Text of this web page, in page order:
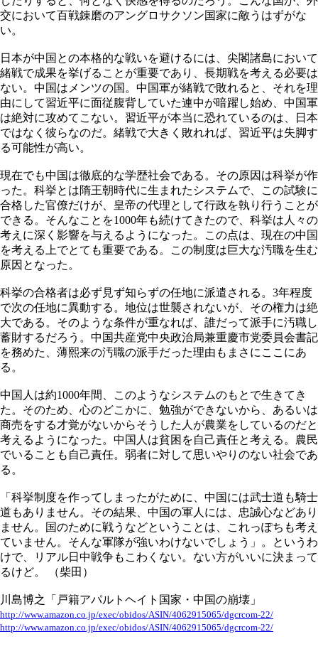
交において百戦錬磨のアングロサクソン国家に敵うはずがな
い。
日本が中国との本格的な戦いを避けるには、尖閣諸島において
緒戦で成果を挙げることが重要であり、長期戦を考える必要は
ない。中国はメンツの国。中国軍が緒戦で敗れると、それを理
由にして習近平に面従腹背していた連中が暗躍し始め、中国軍
は絶対に攻めてこない。習近平が本当に恐れているのは、日本
ではなく彼らなのだ。緒戦で大きく敗れれば、習近平は失脚す
る可能性が高い。
現在でも中国は徹底的な学歴社会である。その原因は科挙が作
った。科挙とは隋王朝時代に生まれたシステムで、この試験に
合格した官僚だけが、皇帝の代理として行政を執り行うことが
できる。そんなことを1000年も続けてきたので、科挙は人々の
考えに深く影響を与えるようになった。この点は、現在の中国
を考える上でとても重要である。この制度は巨大な汚職を生む
原因となった。
科挙の合格者は必ず見ず知らずの任地に派遣される。3年程度
で次の任地に異動する。地位は世襲されないが、その権力は絶
大である。そのような条件が重なれば、誰だって派手に汚職し
蓄財するだろう。中国共産党中央政治局兼重慶市党委員会書記
を務めた、薄熙来の汚職の派手だった理由もまさにここにあ
る。
中国人は約1000年間、このようなシステムのもとで生きてき
た。そのため、心のどこかに、勉強ができないから、あるいは
商売をする才覚がないからそうした人が農業をしているのだと
考えるようになった。中国人は貧困を自己責任と考える。農民
でいることも自己責任。弱者に対して思いやりのない社会であ
る。
「科挙制度を作ってしまったがために、中国には武士道も騎士
道もありません。その結果、中国の軍人には、忠誠心などあり
ません。国のために戦うなどということは、これっぽちも考え
ていません。そんな軍隊が強いわけないでしょう」。というわ
けで、リアル日中戦争もこわくない。ない方がいいに決まって
るけど。 （柴田）
川島博之「戸籍アパルトヘイト国家・中国の崩壊」
http://www.amazon.co.jp/exec/obidos/ASIN/4062915065/dgcrcom-22/
http://www.amazon.co.jp/exec/obidos/ASIN/4062915065/dgcrcom-22/